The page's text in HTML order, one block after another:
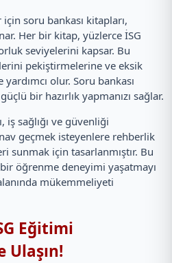
için soru bankası kitapları,
Her bir kitap, yüzlerce İSG
seviyelerini kapsar. Bu
pekiştirmelerine ve eksik
olur. Soru bankası
bir hazırlık yapmanızı sağlar.
iş sağlığı ve güvenliği
geçmek isteyenlere rehberlik
sunmak için tasarlanmıştır. Bu
öğrenme deneyimi yaşatmayı
mükemmeliyeti
Eğitimi
Ulaşın!